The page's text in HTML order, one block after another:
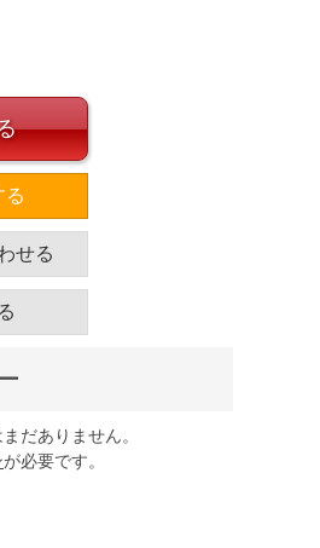
る
せる
だありません。
が必要です。